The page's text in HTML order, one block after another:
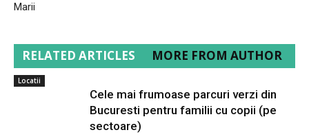
Marii
RELATED ARTICLES MORE FROM AUTHOR
Locatii
Cele mai frumoase parcuri verzi din
Bucuresti pentru familii cu copii (pe
sectoare)